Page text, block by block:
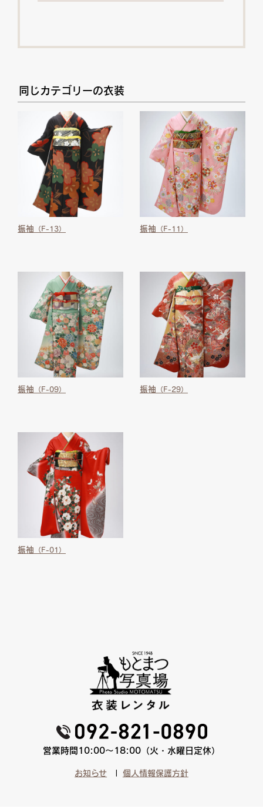
同じカテゴリーの衣装
振袖 （F-13） 振袖 （F-11）
振袖 （F-09） 振袖 （F-29）
振袖 （F-01）
営業時間10:00〜18:00（火・水曜日定休）
お知らせ 個人情報保護方針